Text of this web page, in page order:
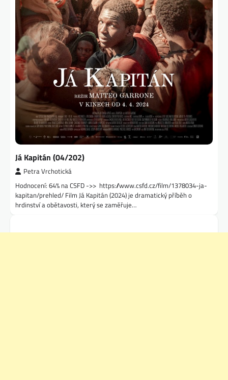
Já Kapitán (04/202)
Petra Vrchotická
Hodnocení: 64% na CSFD ->> https://www.csfd.cz/film/1378034-ja-
kapitan/prehled/ Film Já Kapitán (2024) je dramatický příběh o
hrdinství a obětavosti, který se zaměřuje…